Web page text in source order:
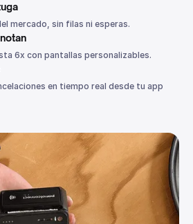
mercado, sin filas ni esperas.
6x con pantallas personalizables.
en tiempo real desde tu app